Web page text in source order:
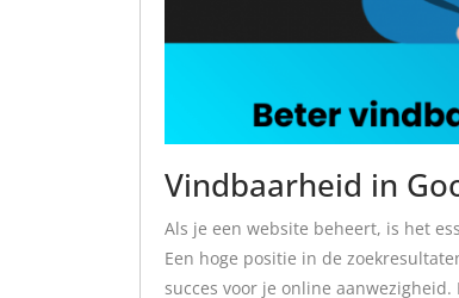
Vindbaarheid in
Als je een website beheert, is het
Een hoge positie in de
succes voor je online